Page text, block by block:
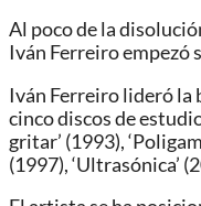
Al poco de la
Iván Ferreiro empezó
Iván Ferreiro lideró la
cinco discos de
gritar’ (1993),
(1997), ‘Ultrasónica’